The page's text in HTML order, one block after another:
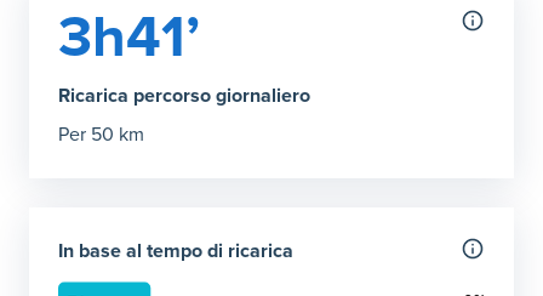
3h41’
Ricarica percorso giornaliero
Per 50 km
In base al tempo di ricarica